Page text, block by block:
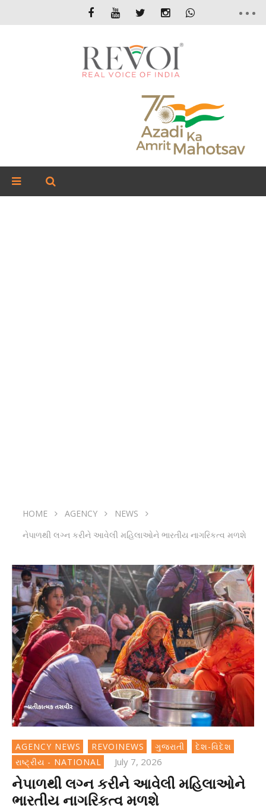
HOME AGENCY
NEWS
નેપાળથી લગ્ન કરીને આવેલી મહિલાઓને ભારતીય નાગરિકત્વ મળશે
AGENCY NEWS REVOINEWS ગુજરાતી
દેશ-વિદેશ
રાષ્ટ્રીય - NATIONAL
July 7, 2026
નેપાળથી લગ્ન કરીને આવેલી મહિલાઓને
ભારતીય નાગરિકત્વ મળશે